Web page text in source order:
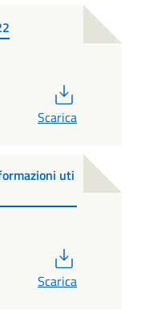
Scarica
uti
Scarica